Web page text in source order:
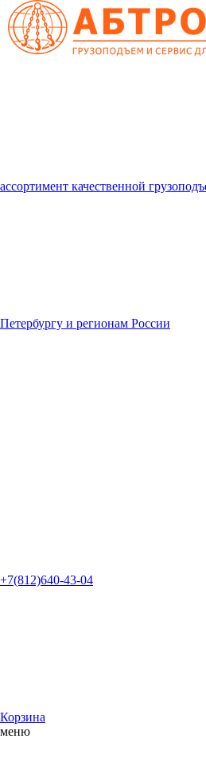
ассортимент качественной
Петербургу и регионам России
+7(812)640-43-04
Корзина
меню